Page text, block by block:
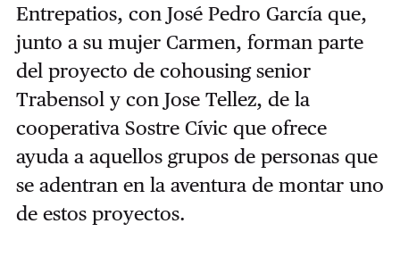
Entrepatios, con José Pedro García que,
junto a su mujer Carmen, forman parte
del proyecto de cohousing senior
Trabensol y con Jose Tellez, de la
cooperativa Sostre Cívic que ofrece
ayuda a aquellos grupos de personas que
se adentran en la aventura de montar uno
de estos proyectos.